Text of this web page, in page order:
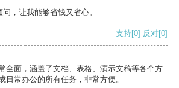
，让我能够省钱又省心。
支持[0] 反对[0]
全面，涵盖了文档、表格、演示文稿等各个方
日常办公的所有任务，非常方便。